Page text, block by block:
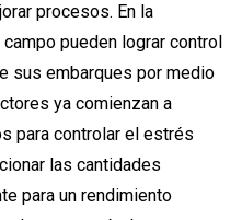
procesos. En la
pueden lograr control
sus embarques por medio
ya comienzan a
para controlar el estrés
las cantidades
para un rendimiento